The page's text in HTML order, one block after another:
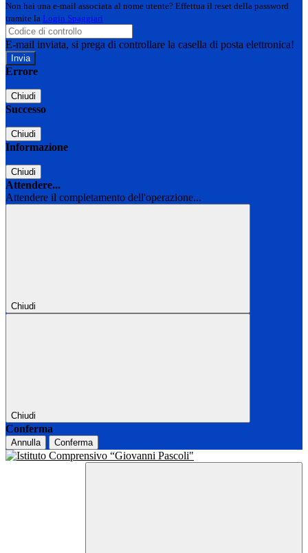
Non hai una e-mail associata al nome utente? Effettua il reset della password
tramite la Login Spaggiari
E-mail inviata, si prega di controllare la casella di posta elettronica!
Errore
Chiudi
Successo
Chiudi
Informazione
Chiudi
Attendere...
Attendere il completamento dell'operazione...
Chiudi
Chiudi
Conferma
Annulla Conferma